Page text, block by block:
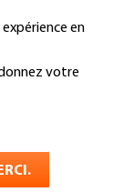
en
votre
Recherche